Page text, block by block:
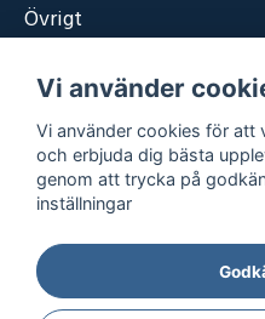
Övrigt
Tjänster
Kontakt
Projekt
Vi använder
Vi använder cookies för att
och erbjuda dig bästa
genom att trycka på
inställningar